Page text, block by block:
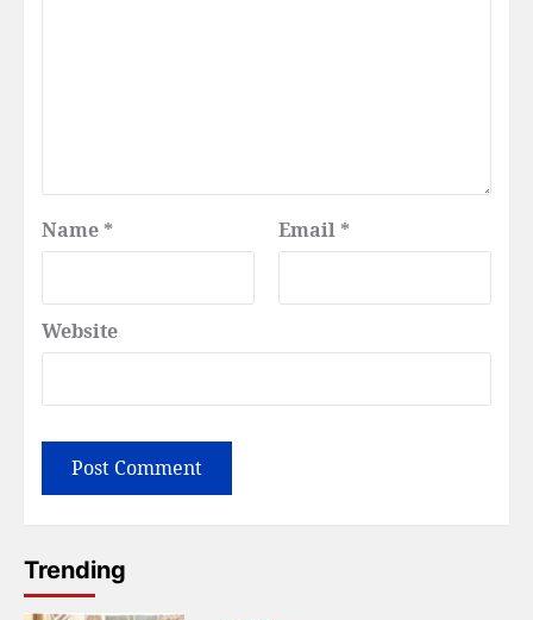
Name * Email *
Website
Trending